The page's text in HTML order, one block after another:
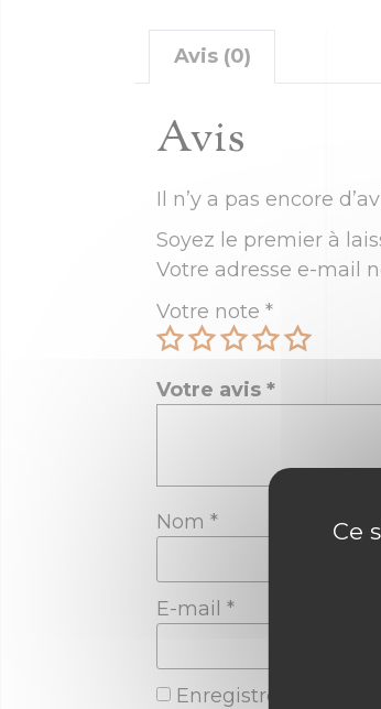
Avis (0)
Avis
Il n’y a pas encore
Soyez le premier à
Votre adresse e-mail
Votre note *
Votre avis *
Nom *
E-mail *
Enregistrer mon
Ce